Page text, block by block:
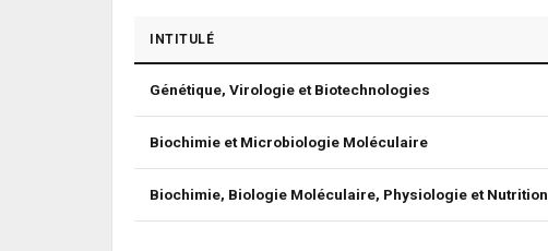
INTITULÉ
Génétique, Virologie et Biotechnologies
Biochimie et Microbiologie Moléculaire
Biochimie, Biologie Moléculaire, Physiologie et Nutrition